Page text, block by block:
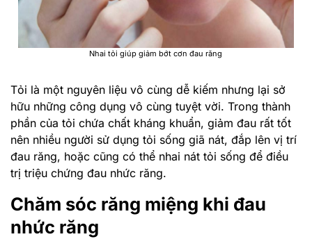
Nhai tỏi giúp giảm bớt cơn đau răng
Tỏi là một nguyên liệu vô cùng dễ kiếm nhưng lại sở
hữu những công dụng vô cùng tuyệt vời. Trong thành
phần của tỏi chứa chất kháng khuẩn, giảm đau rất tốt
nên nhiều người sử dụng tỏi sống giã nát, đắp lên vị trí
đau răng, hoặc cũng có thể nhai nát tỏi sống để điều
trị triệu chứng đau nhức răng.
Chăm sóc răng miệng khi đau
nhức răng